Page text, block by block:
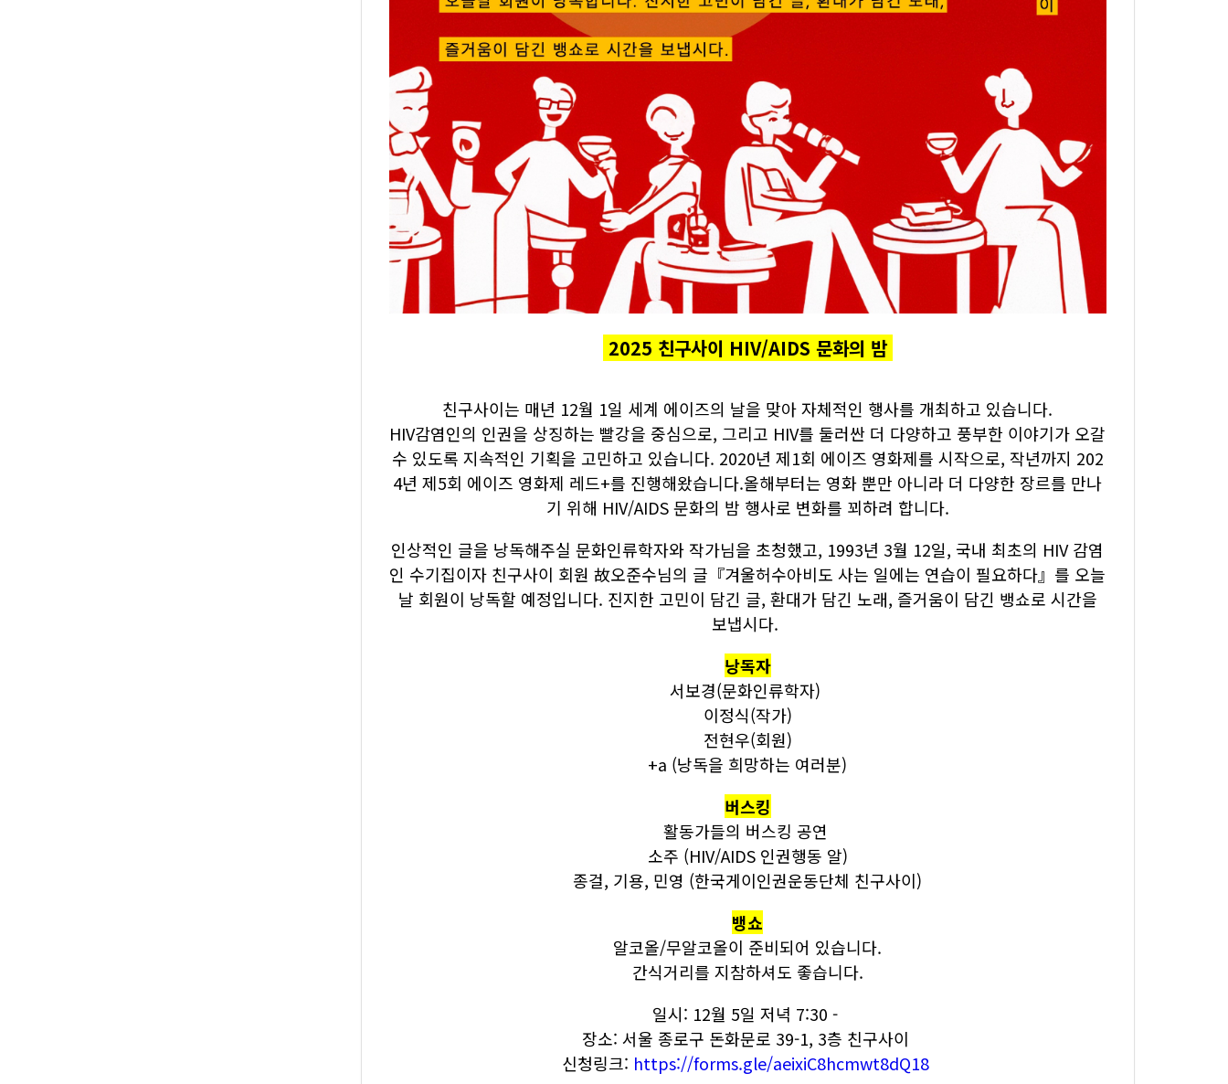
2025 친구사이 HIV/AIDS 문화의 밤
친구사이는 매년 12월 1일 세계 에이즈의 날을 맞아 자체적인 행사를 개최하고 있습니다.
HIV감염인의 인권을 상징하는 빨강을 중심으로, 그리고 HIV를 둘러싼 더 다양하고 풍부한 이야기가 오갈
수 있도록 지속적인 기획을 고민하고 있습니다. 2020년 제1회 에이즈 영화제를 시작으로, 작년까지 202
4년 제5회 에이즈 영화제 레드+를 진행해왔습니다.올해부터는 영화 뿐만 아니라 더 다양한 장르를 만나
기 위해 HIV/AIDS 문화의 밤 행사로 변화를 꾀하려 합니다.
인상적인 글을 낭독해주실 문화인류학자와 작가님을 초청했고, 1993년 3월 12일, 국내 최초의 HIV 감염
인 수기집이자 친구사이 회원 故오준수님의 글『겨울허수아비도 사는 일에는 연습이 필요하다』를 오늘
날 회원이 낭독할 예정입니다. 진지한 고민이 담긴 글, 환대가 담긴 노래, 즐거움이 담긴 뱅쇼로 시간을
보냅시다.
낭독자
서보경(문화인류학자)
이정식(작가)
전현우(회원)
+a (낭독을 희망하는 여러분)
버스킹
활동가들의 버스킹 공연
소주 (HIV/AIDS 인권행동 알)
종걸, 기용, 민영 (한국게이인권운동단체 친구사이)
뱅쇼
알코올/무알코올이 준비되어 있습니다.
간식거리를 지참하셔도 좋습니다.
일시: 12월 5일 저녁 7:30 -
장소: 서울 종로구 돈화문로 39-1, 3층 친구사이
신청링크: https://forms.gle/aeixiC8hcmwt8dQ18